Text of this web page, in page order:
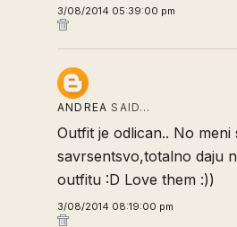
3/08/2014 05:39:00 pm
ANDREA SAID…
Outfit je odlican.. No meni
savrsentsvo,totalno daju
outfitu :D Love them :))
3/08/2014 08:19:00 pm